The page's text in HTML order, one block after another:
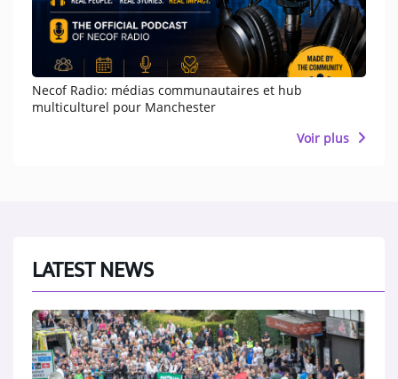
HOME
Se connecter
Necof Radio: médias communautaires et hub
multiculturel pour Manchester
Voir plus
LATEST NEWS